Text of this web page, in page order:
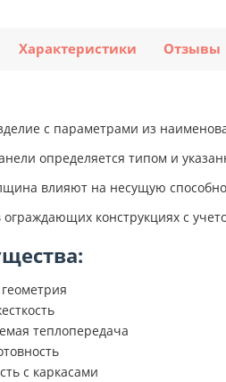
Характеристики Отзывы
с параметрами из
определяется типом и
влияют на несущую
конструкциях с
теплопередача
с каркасами